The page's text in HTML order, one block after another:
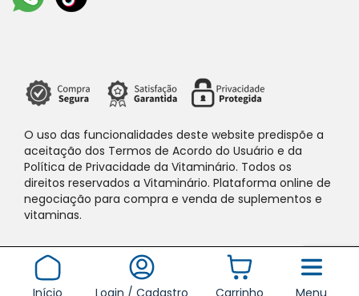
O uso das funcionalidades deste website predispõe a
aceitação dos Termos de Acordo do Usuário e da
Política de Privacidade da Vitaminário. Todos os
direitos reservados a Vitaminário. Plataforma online de
negociação para compra e venda de suplementos e
vitaminas.
Início Login / Cadastro Carrinho Menu